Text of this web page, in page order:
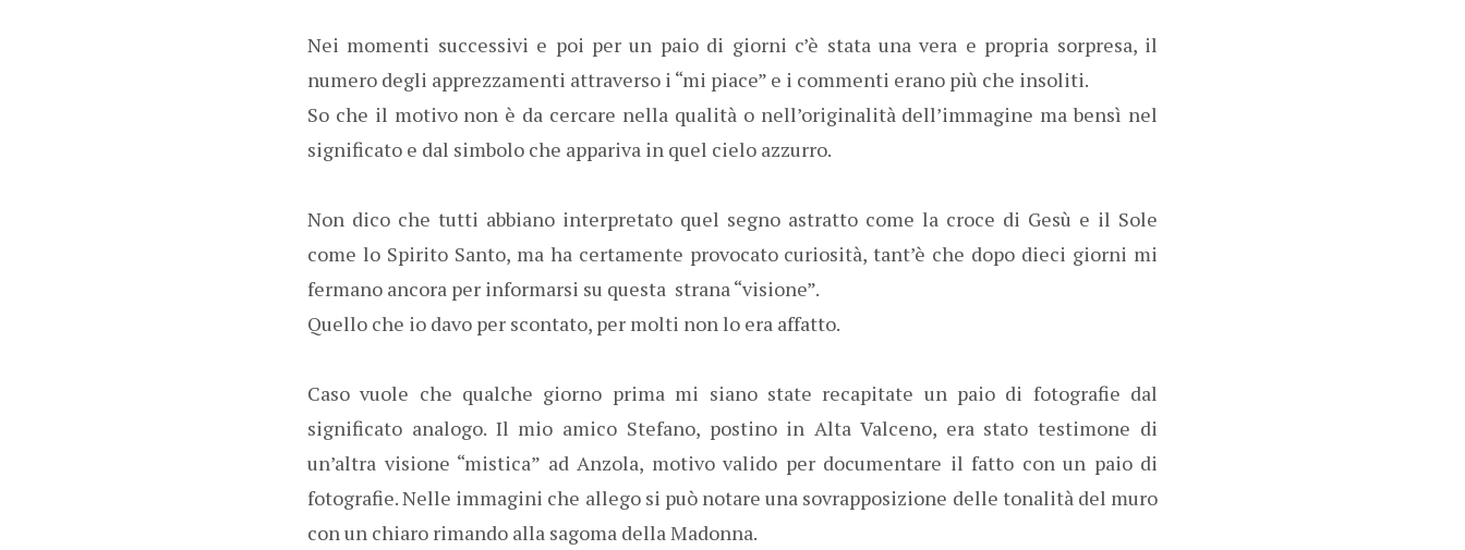
Nei momenti successivi e poi per un paio di giorni c’è stata una vera e propria sorpresa, il
numero degli apprezzamenti attraverso i “mi piace” e i commenti erano più che insoliti.
So che il motivo non è da cercare nella qualità o nell’originalità dell’immagine ma bensì nel
significato e dal simbolo che appariva in quel cielo azzurro.
Non dico che tutti abbiano interpretato quel segno astratto come la croce di Gesù e il Sole
come lo Spirito Santo, ma ha certamente provocato curiosità, tant’è che dopo dieci giorni mi
fermano ancora per informarsi su questa strana “visione”.
Quello che io davo per scontato, per molti non lo era affatto.
Caso vuole che qualche giorno prima mi siano state recapitate un paio di fotografie dal
significato analogo. Il mio amico Stefano, postino in Alta Valceno, era stato testimone di
un’altra visione “mistica” ad Anzola, motivo valido per documentare il fatto con un paio di
fotografie. Nelle immagini che allego si può notare una sovrapposizione delle tonalità del muro
con un chiaro rimando alla sagoma della Madonna.